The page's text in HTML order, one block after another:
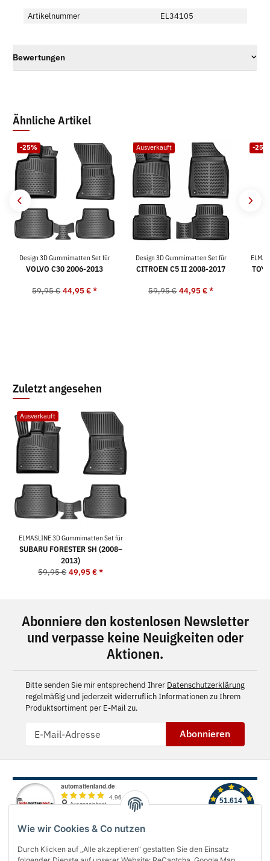
Wie wir Cookies & Co nutzen
Durch Klicken auf „Alle akzeptieren“ gestatten Sie den Einsatz
Artikelnummer EL34105
Bewertungen
Ähnliche Artikel
-25%
Design 3D Gummimatten Set für
VOLVO C30 2006-2013
59,95 € 44,95 €*
Ausverkauft
Design 3D Gummimatten Set für
CITROEN C5 II 2008-2017
59,95 € 44,95 €*
-25%
Zuletzt angesehen
Ausverkauft
ELMASLINE 3D Gummimatten Set für
SUBARU FORESTER SH (2008–
2013)
59,95 € 49,95 €*
Abonniere den kostenlosen Newsletter
und verpasse keine Neuigkeiten oder
Aktionen.
Bitte senden Sie mir entsprechend Ihrer Datenschutzerklärung
regelmäßig und jederzeit widerruflich Informationen zu Ihrem
Produktsortiment per E-Mail zu.
Abonnieren